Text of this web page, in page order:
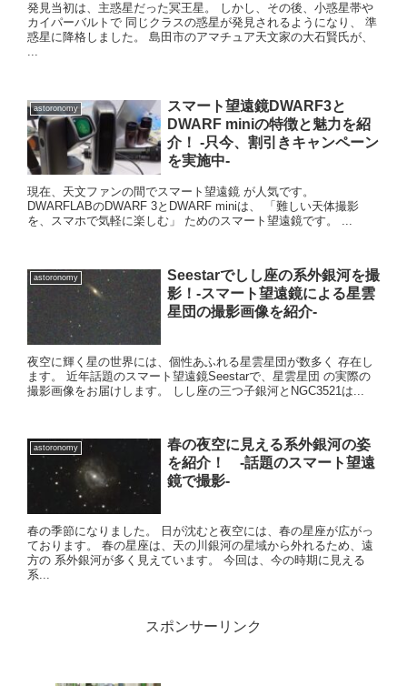
発見当初は、主惑星だった冥王星。 しかし、その後、小惑星帯や
カイパーバルトで 同じクラスの惑星が発見されるようになり、 準
惑星に降格しました。 島田市のアマチュア天文家の大石賢氏が、
...
astoronomy
スマート望遠鏡DWARF3と
DWARF miniの特徴と魅力を紹
介！ -只今、割引きキャンペーン
を実施中-
現在、天文ファンの間でスマート望遠鏡 が人気です。
DWARFLABのDWARF 3とDWARF miniは、 「難しい天体撮影
を、スマホで気軽に楽しむ」 ためのスマート望遠鏡です。 ...
astoronomy
Seestarでしし座の系外銀河を撮
影！-スマート望遠鏡による星雲
星団の撮影画像を紹介-
夜空に輝く星の世界には、個性あふれる星雲星団が数多く 存在し
ます。 近年話題のスマート望遠鏡Seestarで、星雲星団 の実際の
撮影画像をお届けします。 しし座の三つ子銀河とNGC3521は...
astoronomy
春の夜空に見える系外銀河の姿
を紹介！ -話題のスマート望遠
鏡で撮影-
春の季節になりました。 日が沈むと夜空には、春の星座が広がっ
ております。 春の星座は、天の川銀河の星域から外れるため、遠
方の 系外銀河が多く見えています。 今回は、今の時期に見える
系...
スポンサーリンク